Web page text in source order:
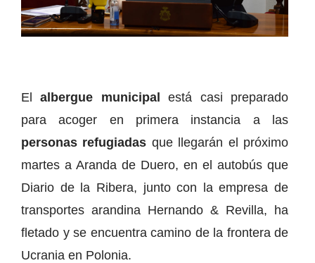
Elalbergue municipal está casi preparado
para acoger en primera instancia a las
personas refugiadas que llegarán el próximo
martes a Aranda de Duero, en el autobús que
Diario de la Ribera, junto con la empresa de
transportes arandina Hernando & Revilla, ha
fletado y se encuentra camino de la frontera de
Ucrania en Polonia.